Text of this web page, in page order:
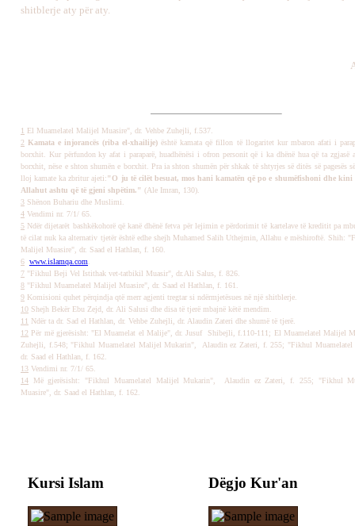
shitblerje aty për aty.
1 El Muamelatel Malijel Muasire", dr. Vehbe Zuhejli, f.537.
2 Kamata e injorancës (riba el-xhailije) është kamata që fillon të llogaritet kur mbaron afati i
borxhit. Kur përfundon ky afat i paraparë, huadhënësi i ofron personit që i ka dhënë hua që ta zgjasë
borxhit, nëse e shton shumën e borxhit. Pra ia shton shumën për shkak të shtyrjes së ditës së pagesës
lloj kamate ka zbritur ajeti:"O ju të cilët besuat, mos hani kamatën që po e shumëfishoni dhe
Allahut ashtu që të gjeni shpëtim." (Ale Imran, 130)
3 Shënon Buhariu dhe Muslimi.
4 Vendimi nr. 7/1/ 65.
5 Ndër dijetarët bashkëkohorë që kanë dhënë fetva për lejimin e përdorimit të kartelave të kreditit pa
të cilat nuk ka alternativ tjetër është edhe shejh Muhamed Salih Uthejmin, Allahu e mëshiroftë. Shih:
Malijel Muasire", dr. Saad el Hathlan, f. 160.
6 www.islamqa.com
7 "Fikhul Beji Vel Istithak vet-tatbikil Muasir", dr.Ali Salus, f. 826.
8 "Fikhul Muamelatel Malijel Muasire", dr. Saad el Hathlan, f. 161.
9 Komisioni quhet përqindja qtë merr agjenti tregtar si ndërmjetësues në një shitblerje.
10 Shejh Bekër Ebu Zejd, dr. Ali Salusi dhe disa të tjerë mbajnë këtë mendim.
11 Ndër ta dr. Sad el Hathlan, dr. Vehbe Zuhejli, dr. Alaudin Zateri dhe shumë të tjerë.
12 Për më gjerësisht: "El Muamelat el Malije", dr. Jusuf Shibejli, f.110-111; El Muamelatel Malijel
Zuhejli, f.548; "Fikhul Muamelatel Malijel Mukarin", Alaudin ez Zateri, f. 255; "Fikhul
dr. Saad el Hathlan, f. 162.
13 Vendimi nr. 7/1/ 65.
14 Më gjerësisht: "Fikhul Muamelatel Malijel Mukarin", Alaudin ez Zateri, f. 255; "Fikhul
Muasire", dr. Saad el Hathlan, f. 162.
Kursi Islam Dëgjo Kur'an